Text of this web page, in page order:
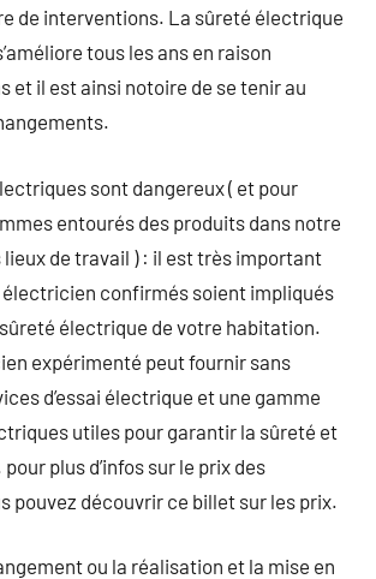
de interventions. La sûreté électrique
tous les ans en raison
et il est ainsi notoire de se tenir au
sont dangereux ( et pour
entourés des produits dans notre
lieux de travail ) : il est très important
électricien confirmés soient impliqués
électrique de votre habitation.
expérimenté peut fournir sans
d’essai électrique et une gamme
utiles pour garantir la sûreté et
plus d’infos sur le prix des
pouvez découvrir ce billet sur les prix.
ou la réalisation et la mise en